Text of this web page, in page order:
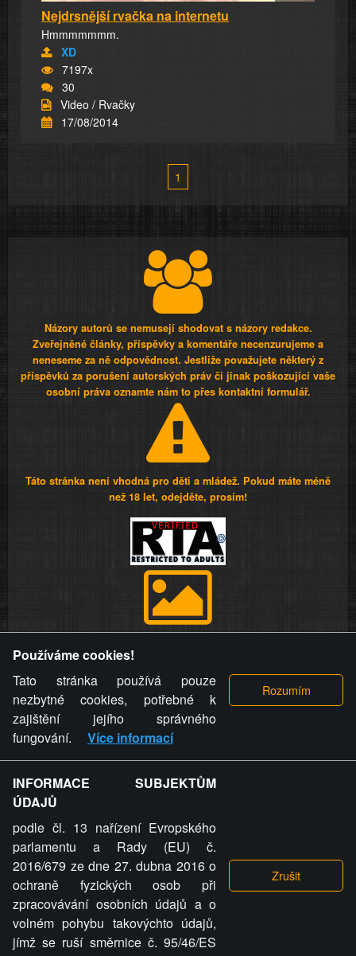
Nejdrsnější rvačka na internetu
Hmmmmmmm.
XD
7197x
30
Video / Rvačky
17/08/2014
1
Názory autorů se nemusejí shodovat s názory redakce.
Zveřejněné články, příspěvky a komentáře necenzurujeme a
neneseme za ně odpovědnost. Jestliže považujete některý z
příspěvků za porušení autorských práv či jinak poškozující vaše
osobní práva oznamte nám to přes kontaktní formulář.
Táto stránka není vhodná pro děti a mládež. Pokud máte méně
než 18 let, odejděte, prosím!
videa a komentáře. Osoba, které se toto opatření provozovatele
stránky týče, ani osoba, která umístila fotografii nebo video na
stránku, nemůže z důvodu odstranění fotografie, videa nebo
komentáře pro výše uvedenou okolnost uplatnit vůči
provozovateli stránky žádný nárok na náhradu škody nebo
nemajetkové újmy.
ZVRÁCENÝ.CZ - Svět není zvrácenej. To jen
ty lidi...
ZVRÁCENÝ.CZ
PRAVIDLA A PODMÍNKY GDPR
Používáme cookies!
Tato stránka používá pouze
nezbytné cookies, potřebné k
zajištění jejího správného
fungování.
Více informací
INFORMACE SUBJEKTŮM
ÚDAJŮ
podle čl. 13 nařízení Evropského
parlamentu a Rady (EU) č.
2016/679 ze dne 27. dubna 2016 o
ochraně fyzických osob při
zpracovávání osobních údajů a o
volném pohybu takovýchto údajů,
jímž se ruší směrnice č. 95/46/ES